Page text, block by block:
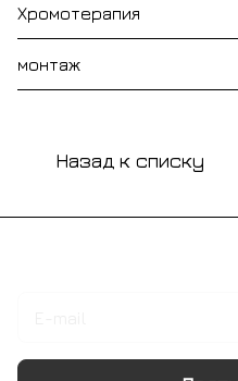
Хромотерапия
монтаж
Назад к списку